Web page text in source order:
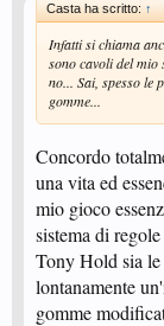
Casta ha scritto: ↑
Infatti si chiama
sono cavoli del mio
no... Sai, spesso le
gomme...
Concordo
una vita ed
mio gioco
sistema di
Tony Hold sia
lontanamente
gomme